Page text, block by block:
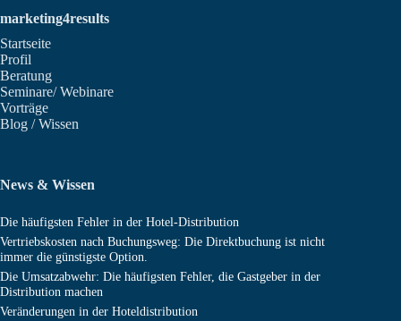
marketing4results
Startseite
Profil
Beratung
Seminare/ Webinare
Vorträge
Blog / Wissen
News & Wissen
Die häufigsten Fehler in der Hotel-Distribution
Vertriebskosten nach Buchungsweg: Die Direktbuchung ist nicht
immer die günstigste Option.
Die Umsatzabwehr: Die häufigsten Fehler, die Gastgeber in der
Distribution machen
Veränderungen in der Hoteldistribution